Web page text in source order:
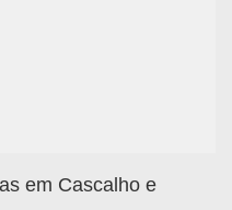
em Cascalho e